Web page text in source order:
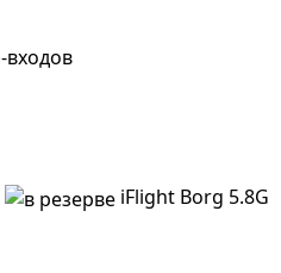
входов
iFlight Borg 5.8G